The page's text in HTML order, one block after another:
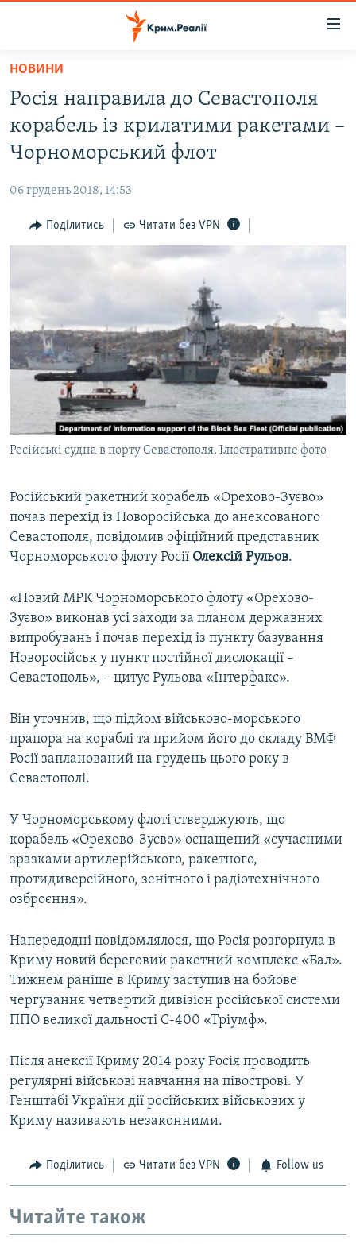
Перейти
основного
матеріалу
Перейти
основної
навігації
Перейти
до
ВОДА.КРИМ
ВІДЕО ТА ФОТО
БЛОГИ
ПОГЛЯД
СПЕЦПРОЕКТИ
ДЕПОРТАЦІЯ
ВІДЕОУРОКИ «ELIFBE»
СВІДЧЕННЯ ОКУПАЦІЇ
УКРАЇНСЬКА ПРОБЛЕМА КРИМУ
ІНФОГРАФІКА
ЯК ОБІЙТИ БЛОКУВАННЯ
Русский
Qırımtatar
ДОЛУЧАЙСЯ!
Усі сайти RFE/RL
НОВИНИ
Росія направила до Севастополя
корабель із крилатими ракетами –
Чорноморський флот
06 грудень 2018, 14:53
Поділитись Читати без VPN
Російські судна в порту Севастополя. Ілюстративне фото
Російський ракетний корабель «Орехово-Зуєво»
почав перехід із Новоросійська до анексованого
Севастополя, повідомив офіційний представник
Чорноморського флоту Росії Олексій Рульов.
«Новий МРК Чорноморського флоту «Орехово-
Зуєво» виконав усі заходи за планом державних
випробувань і почав перехід із пункту базування
Новоросійськ у пункт постійної дислокації –
Севастополь», – цитує Рульова «Інтерфакс».
Він уточнив, що підйом військово-морського
прапора на кораблі та прийом його до складу ВМФ
Росії запланований на грудень цього року в
Севастополі.
У Чорноморському флоті стверджують, що
корабель «Орехово-Зуєво» оснащений «сучасними
зразками артилерійського, ракетного,
протидиверсійного, зенітного і радіотехнічного
озброєння».
Напередодні повідомлялося, що Росія розгорнула в
Криму новий береговий ракетний комплекс «Бал».
Тижнем раніше в Криму заступив на бойове
чергування четвертий дивізіон російської системи
ППО великої дальності С-400 «Тріумф».
Після анексії Криму 2014 року Росія проводить
регулярні військові навчання на півострові. У
Генштабі України дії російських військових у
Криму називають незаконними.
Поділитись Читати без VPN Follow us
Читайте також